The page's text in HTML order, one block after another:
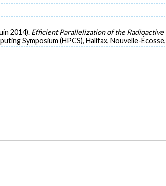
2014). Efficient Parallelization of the
Symposium (HPCS), Halifax, Nouvelle-Écosse,